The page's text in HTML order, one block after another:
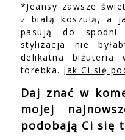
*Jeansy zawsze
z białą koszulą, a
pasują do spodni
stylizacja nie
delikatna biżuteria
torebka. Jak Ci się
Daj znać w
mojej
podobają Ci się